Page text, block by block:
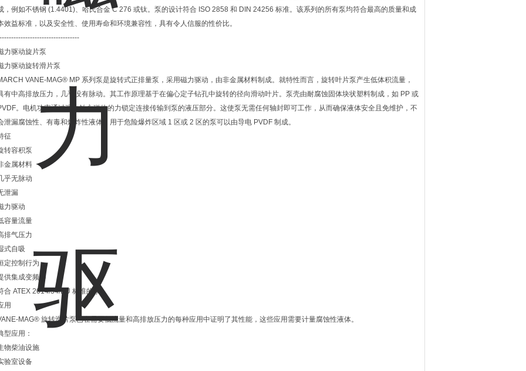
，例如不锈钢 (1.4401)、哈氏合金 C 276 或钛。泵的设计符合 ISO 2858 和 DIN 24256 标准。该系列的所有泵均符合最高的质量和成
效益标准，以及安全性、使用寿命和环境兼容性，具有令人信服的性价比。
力驱动旋片泵
力驱动旋转滑片泵
VANE-MAG® MP 系列泵是旋转式正排量泵，采用磁力驱动，由非金属材料制成。就特性而言，旋转叶片泵产生低体积流量，
有中高排放压力，几乎没有脉动。其工作原理基于在偏心定子钻孔中旋转的径向滑动叶片。泵壳由耐腐蚀固体块状塑料制成，如 PP 或
。电机功率通过强力钕永磁体的力锁定连接传输到泵的液压部分。这使泵无需任何轴封即可工作，从而确保液体安全且免维护，不
泄漏腐蚀性、有毒和爆炸性液体。用于危险爆炸区域 1 区或 2 区的泵可以由导电 PVDF 制成。
征
转容积泵
金属材料
乎无脉动
泄漏
力驱动
容量流量
排气压力
式自吸
定控制行为
供集成变频器
合 ATEX 2014/34/EU 标准的泵
用
MAG® 旋转滑片泵已在需要低流量和高排放压力的每种应用中证明了其性能，这些应用需要计量腐蚀性液体。
型应用：
物柴油设施
验室设备